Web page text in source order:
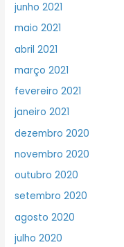
junho 2021
maio 2021
abril 2021
março 2021
fevereiro 2021
janeiro 2021
dezembro 2020
novembro 2020
outubro 2020
setembro 2020
agosto 2020
julho 2020